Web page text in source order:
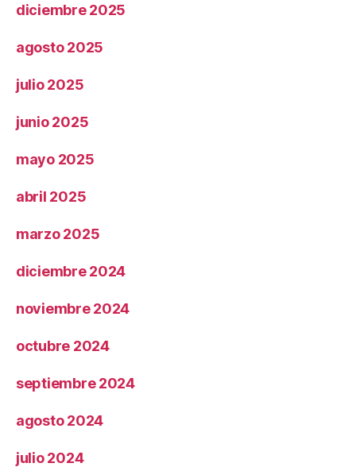
diciembre 2025
agosto 2025
julio 2025
junio 2025
mayo 2025
abril 2025
marzo 2025
diciembre 2024
noviembre 2024
octubre 2024
septiembre 2024
agosto 2024
julio 2024